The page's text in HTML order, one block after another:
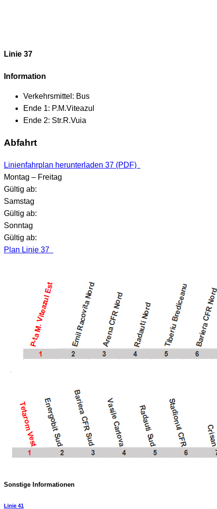
Linie 37
Information
Verkehrsmittel: Bus
Ende 1: P.M.Viteazul
Ende 2: Str.R.Vuia
Abfahrt
Linienfahrplan herunterladen 37 (PDF)
Montag – Freitag
Gültig ab:
Samstag
Gültig ab:
Sonntag
Gültig ab:
Plan Linie 37
Sonstige Informationen
Linie 41